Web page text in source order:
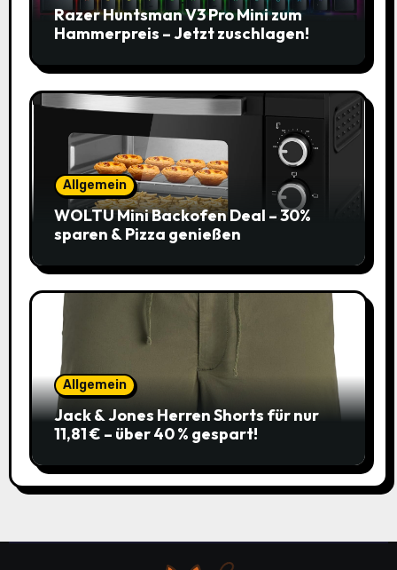
Razer Huntsman V3 Pro Mini zum
Hammerpreis – Jetzt zuschlagen!
Allgemein
WOLTU Mini Backofen Deal – 30%
sparen & Pizza genießen
Allgemein
Jack & Jones Herren Shorts für nur
11,81 € – über 40 % gespart!